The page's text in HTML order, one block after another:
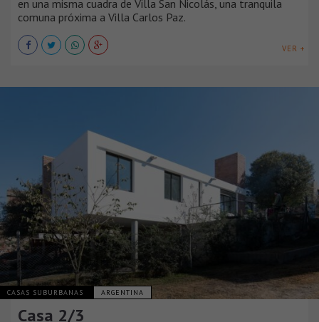
en una misma cuadra de Villa San Nicolás, una tranquila
comuna próxima a Villa Carlos Paz.
VER +
CASAS SUBURBANAS ARGENTINA
Casa 2/3